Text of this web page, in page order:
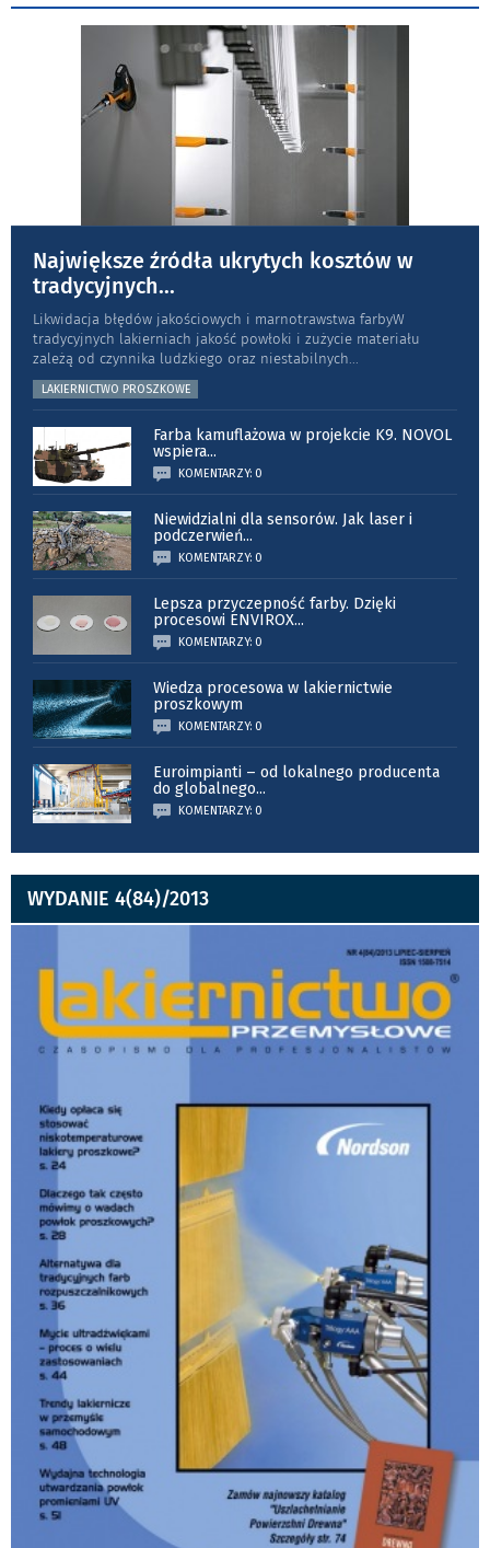
Największe źródła ukrytych kosztów w
tradycyjnych...
Likwidacja błędów jakościowych i marnotrawstwa farbyW
tradycyjnych lakierniach jakość powłoki i zużycie materiału
zależą od czynnika ludzkiego oraz niestabilnych
LAKIERNICTWO PROSZKOWE
Farba kamuflażowa w projekcie K9. NOVOL
wspiera...
KOMENTARZY: 0
Niewidzialni dla sensorów. Jak laser i
podczerwień...
KOMENTARZY: 0
Lepsza przyczepność farby. Dzięki
procesowi ENVIROX...
KOMENTARZY: 0
Wiedza procesowa w lakiernictwie
proszkowym
KOMENTARZY: 0
Euroimpianti – od lokalnego producenta
do globalnego...
KOMENTARZY: 0
WYDANIE 4(84)/2013